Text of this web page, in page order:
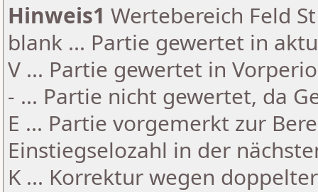
Hinweis1 Wertebereich Feld
blank ... Partie gewertet in
V ... Partie gewertet in
- ... Partie nicht gewertet, da
E ... Partie vorgemerkt zur
Einstiegselozahl in der
K ... Korrektur wegen